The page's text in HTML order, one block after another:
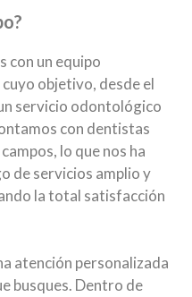
con un equipo
objetivo, desde el
servicio odontológico
con dentistas
lo que nos ha
de servicios amplio y
la total satisfacción
atención personalizada
busques. Dentro de